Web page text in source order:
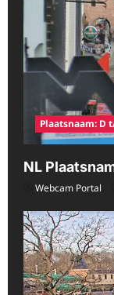
Plaatsnaam: D
NL
Webcam Portal